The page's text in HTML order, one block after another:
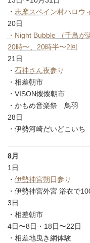
・ 志摩スペイン村ハロウ
20日
・Night Bubble （千鳥が
20時〜、20時半〜2回
21日
・ 石神さん夜参り
・相差朝市
・VISON燦燦朝市
・かもめ音楽祭 鳥羽
28日
・伊勢河崎だいどこいち
8月
1日
・ 伊勢神宮朔日参り
・伊勢神宮外宮 浴衣で
3日
・相差朝市
4日〜8日・18日〜22日
・相差地曳き網体験